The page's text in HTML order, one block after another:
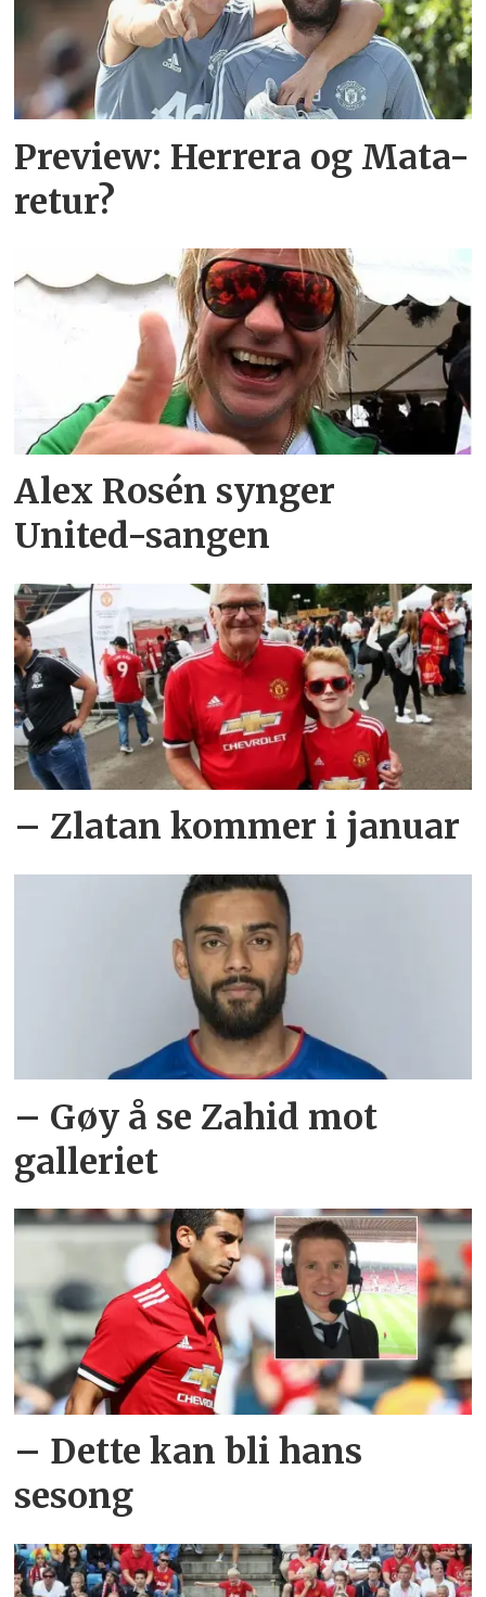
Preview: Herrera og Mata-
retur?
Alex Rosén synger
United-sangen
– Zlatan kommer i januar
– Gøy å se Zahid mot
galleriet
– Dette kan bli hans
sesong